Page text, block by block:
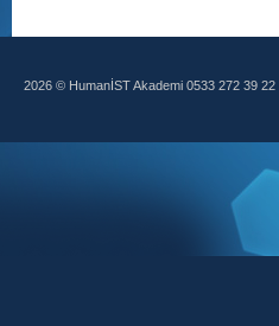
2026 © HumanİST Akademi 0533 272 39 22